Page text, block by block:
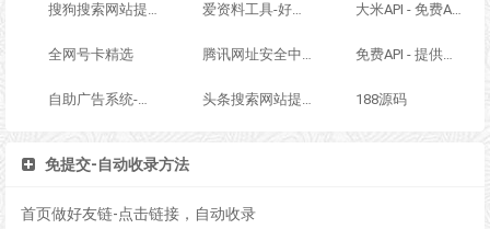
搜狗搜索网站提交入口 爱资料工具-好用的在线工具箱 大米API - 免费API数据接口调用服务平台
全网号卡精选 腾讯网址安全中心-网站检测 免费API - 提供免费接口调用平台
自助广告系统-自助广告插件-自助广告源码 头条搜索网站提交入口-头条站长平台 188源码
免提交-自动收录方法
首页做好友链-点击链接，自动收录